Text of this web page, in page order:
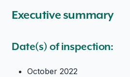
Executive summary
Date(s) of inspection:
October 2022